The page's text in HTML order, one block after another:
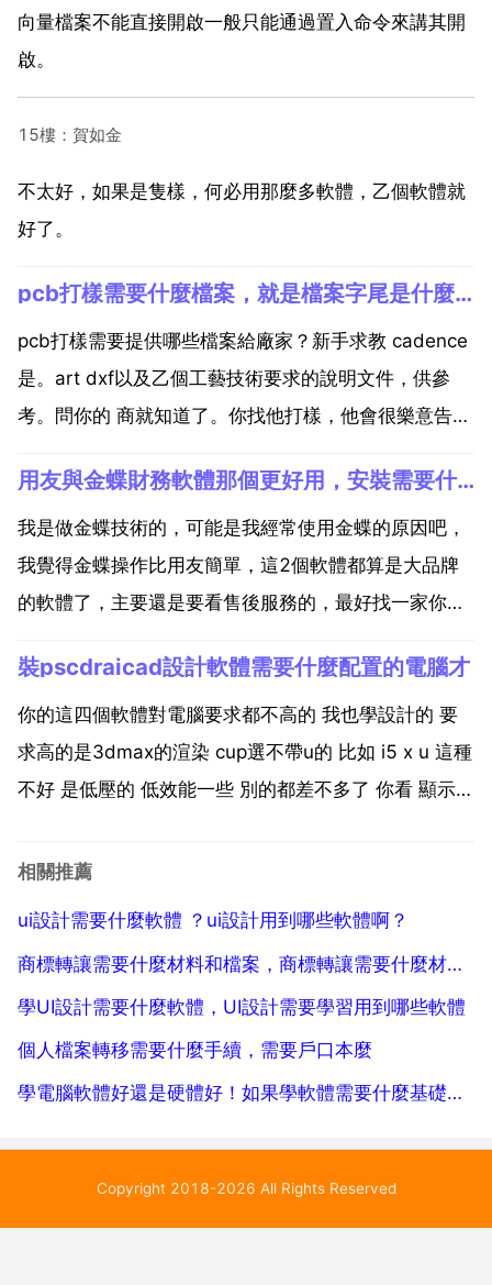
向量檔案不能直接開啟一般只能通過置入命令來講其開
啟。
15樓：賀如金
不太好，如果是隻樣，何必用那麼多軟體，乙個軟體就
好了。
pcb打樣需要什麼檔案，就是檔案字尾是什麼？
pcb打樣需要提供哪些檔案給廠家？新手求教 cadence
是。art dxf以及乙個工藝技術要求的說明文件，供參
考。問你的 商就知道了。你找他打樣，他會很樂意告訴
第一次pcb打樣，什麼是gerber檔案？gerber檔案是指
pcb光板的防焊層 鑽孔層 ...
用友與金蝶財務軟體那個更好用，安裝需要什麼環境
我是做金蝶技術的，可能是我經常使用金蝶的原因吧，
我覺得金蝶操作比用友簡單，這2個軟體都算是大品牌
的軟體了，主要還是要看售後服務的，最好找一家你信
安裝完了，以後也可以出現很多問題，我們公司安的金
蝶軟體。挺好的。金蝶 用友 都差不多 我用 金蝶比較順
手 簡...
裝pscdraicad設計軟體需要什麼配置的電腦才
你的這四個軟體對電腦要求都不高的 我也學設計的 要
求高的是3dmax的渲染 cup選不帶u的 比如 i5 x u 這種
不好 是低壓的 低效能一些 別的都差不多了 你看 顯示卡
骸焚繳蒔劑鋒烯福樓890 950 980 a卡不了解.我要...
相關推薦
ui設計需要什麼軟體 ？ui設計用到哪些軟體啊？
商標轉讓需要什麼材料和檔案，商標轉讓需要什麼材料和檔案資料？
學UI設計需要什麼軟體，UI設計需要學習用到哪些軟體
個人檔案轉移需要什麼手續，需要戶口本麼
學電腦軟體好還是硬體好！如果學軟體需要什麼基礎！硬體需要什麼基礎
Copyright 2018-2026 All Rights Reserved